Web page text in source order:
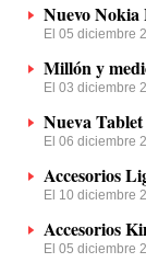
Nuevo Nokia
El 05 diciembre
Millón y
El 03 diciembre
Nueva
El 06 diciembre
Accesorios
El 10 diciembre
Accesorios
El 05 diciembre